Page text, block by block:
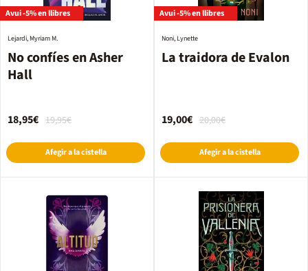
Avui -5% en llibres
No confíes en Asher
Hall
Lejardi, Myriam M.
19,95€
18,95€
Afegir a la cistella
Avui -5% en llibres
La traidora de Evalon
Noni, Lynette
20,00€
19,00€
Afegir a la cistella